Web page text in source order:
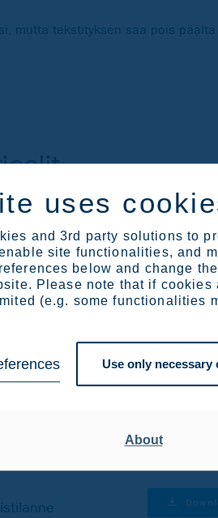
uses
and 3rd party solutions to
site functionalities, and
below and change
Please note that if cookies
(e.g. some functionalities
Use only necessary
About
mutta tekstityksen saa pois